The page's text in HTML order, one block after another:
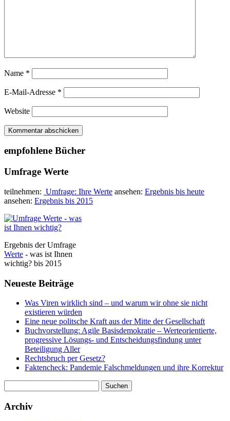
Name *
E-Mail-Adresse *
Website
empfohlene Bücher
Umfrage Werte
teilnehmen: Umfrage: Ihre Werte ansehen: Ergebnis bis heute
ansehen: Ergebnis bis 2015
Ergebnis der Umfrage
Werte - was ist Ihnen
wichtig? bis 2015
Neueste Beiträge
Was Viren wirklich sind – und warum wir ohne sie nicht
existieren würden
Eine neue politsche Kraft aus der Mitte der Gesellschaft
Buchvorstellung: Agile Basisdemokratie – Werteorientierte,
progressive Lösungs- und Entscheidungsfindung unter
Beteiligung Aller
Rechtsbruch per Gesetz?
Faktencheck: Pandemie Falschmeldungen und ihre Korrektur
nach:
Archiv